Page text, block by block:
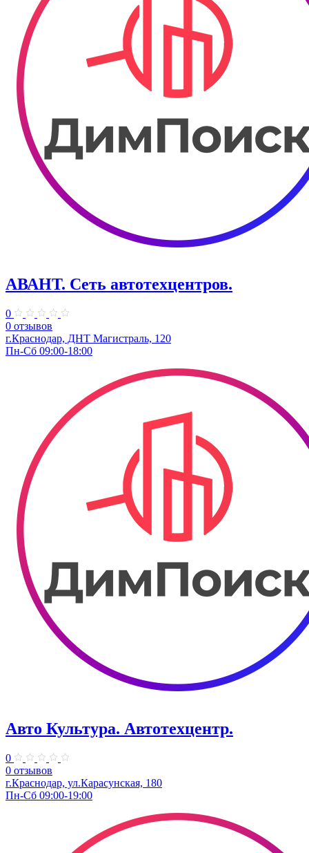
АВАНТ. ​Сеть автотехцентров.
0
0 отзывов
г.Краснодар, ​ДНТ Магистраль, 120
Пн-Сб 09:00-18:00
Авто Культура. ​Автотехцентр.
0
0 отзывов
​г.Краснодар, ул.Карасунская, 180
Пн-Сб 09:00-19:00